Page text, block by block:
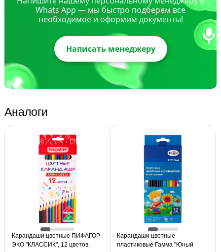
Whats App — мы быстро подберем все
необходимое и оформим документы!
Написать менеджеру
Аналоги
Карандаши цветные ПИФАГОР
ЭКО "КЛАССИК", 12 цветов,
Карандаши цветные
пластиковые Гамма "Юный